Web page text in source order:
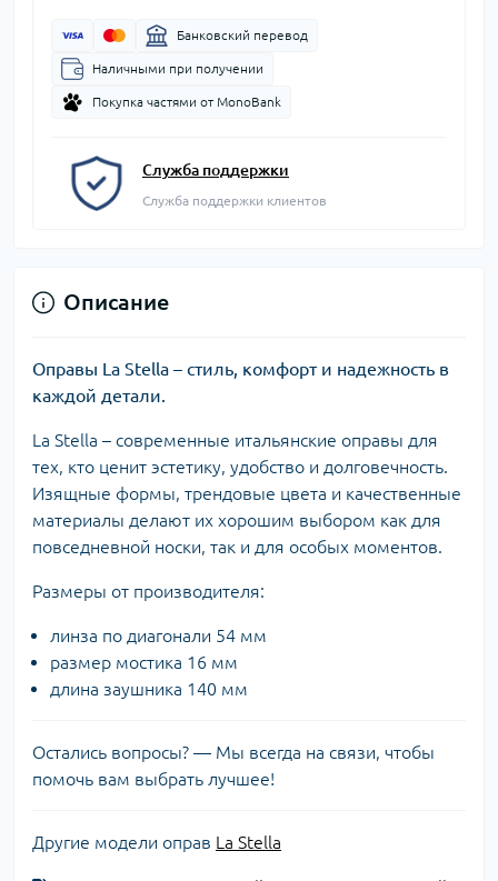
Банковский перевод
Наличными при получении
Покупка частями от MonoBank
Служба поддержки
Служба поддержки клиентов
Описание
Оправы La Stella – стиль, комфорт и надежность в
каждой детали.
La Stella – современные итальянские оправы для
тех, кто ценит эстетику, удобство и долговечность.
Изящные формы, трендовые цвета и качественные
материалы делают их хорошим выбором как для
повседневной носки, так и для особых моментов.
Размеры от производителя:
линза по диагонали 54 мм
размер мостика 16 мм
длина заушника 140 мм
Остались вопросы? — Мы всегда на связи, чтобы
помочь вам выбрать лучшее!
Другие модели оправ La Stella